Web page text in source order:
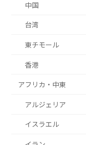
中国
台湾
東チモール
香港
アフリカ・中東
アルジェリア
イスラエル